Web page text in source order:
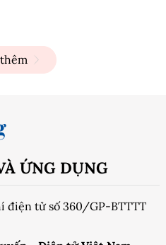
ỨNG DỤNG
điện tử số 360/GP-BTTTT